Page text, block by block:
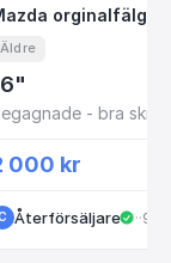
orginalfälgar
Äldre
- bra skick
000 kr
Återförsäljare ··9